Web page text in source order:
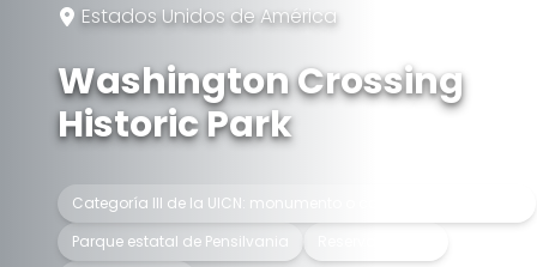
Estados Unidos de América
Washington Crossing
Historic Park
Categoría III de la UICN: monumento o característica natural
Parque estatal de Pensilvania